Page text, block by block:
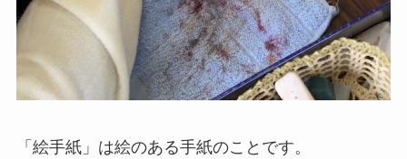
「絵手紙」は絵のある手紙のことです。